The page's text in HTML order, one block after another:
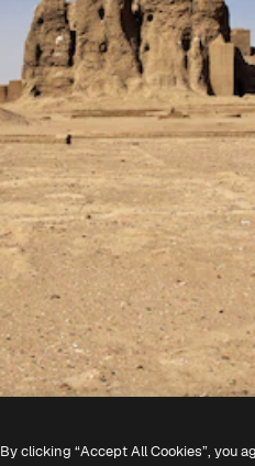
By clicking “Accept All Cookies”, you